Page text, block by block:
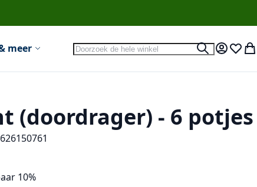
meer Search
Search
Account
(doordrager) - 6 potjes
10%